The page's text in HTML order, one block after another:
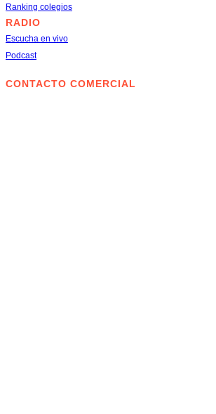
Ranking colegios
RADIO
Escucha en vivo
Podcast
CONTACTO COMERCIAL